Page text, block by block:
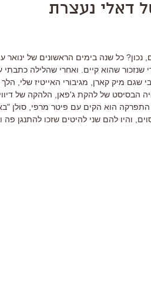
דאלי נעצרת
כל שנה בימים הראשונים של ינואר
שהוא קיים. ואחרי שהלילה כתבתי
שגם מיק קארן, מגיבורי האייטיז שלי,
היה הבסיסט של להקת ג'פאן, הלהקה של
והיו להם שני להיטים שזכו להתנגן פה